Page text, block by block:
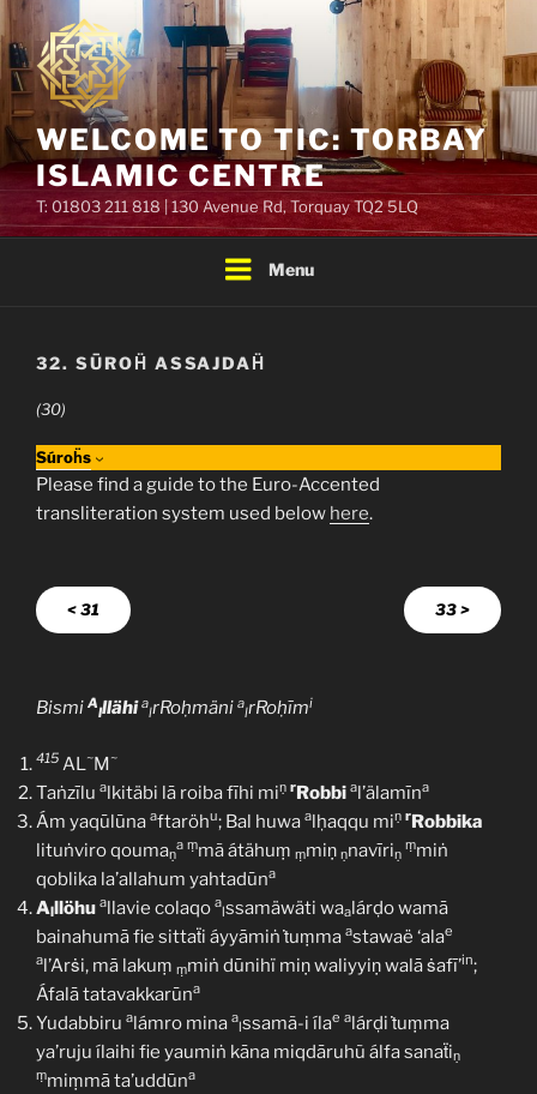
Skip
to
content
WELCOME TO TIC: TORBAY
ISLAMIC CENTRE
T: 01803 211 818 | 130 Avenue Rd, Torquay TQ2 5LQ
Menu
32. SŪROḦ ASSAJDAḦ
(30)
Súroḧs
Please find a guide to the Euro-Accented
transliteration system used below here.
< 31 33 >
Bismi A
lllähi a
lrRoḥmäni a
lrRoḥīmi
415 AL~M~
Taṅzīlu alkitäbi lā roiba fīhi miṇ rRobbi al’älamīna
Ám yaqūlūna aftaröhu; Bal huwa alḥaqqu miṇ rRobbika
lituṅviro qoumaṇ
a ṃmã átähuṃ ṃmiṇ ṇnavīriṇ
ṃmiṅ
qoblika la’allahum yahtadūna
Alllöhu allavie colaqo a
lssamäwäti waalárḍo wamā
bainahumā fie sittaẗi áyyāmiṅ ṫuṃma astawaë ‘alae
al’Arṡi, mā lakuṃ ṃmiṅ dūnihï miṇ waliyyiṇ walā ṡafī’in;
Áfalā tatavakkarūna
Yudabbiru alámro mina a
lssamã-i ílae alárḍi ṫuṃma
ya’ruju ílaihi fie yaumiṅ kāna miqdāruhũ álfa sanaẗiṇ
ṃmiṃmā ta’uddūna